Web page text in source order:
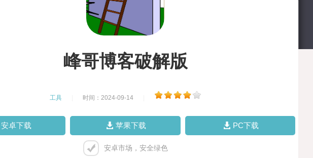
峰哥博客破解版
工具 时间：2024-09-14
安卓下载 苹果下载 PC下载
安卓市场，安全绿色